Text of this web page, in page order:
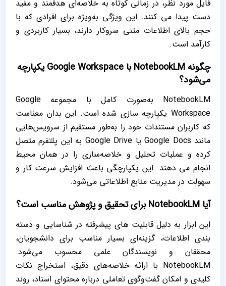
فایل مورد نظر، در زمانی کوتاه به خلاصه‌ای هدفمند و مفید
دست پیدا می کنند. این ویژگی به‌ویژه برای افرادی که با
حجم بالای اطلاعات متنی سروکار دارند، بسیار کاربردی و
کارآمد است.
چگونه NotebookLM با Google Workspace یکپارچه
می‌شود؟
NotebookLM به‌صورت کامل با مجموعه Google
Workspace یکپارچه ‌سازی شده است. این بدان معناست
که کاربران مستندات خود را به‌طور مستقیم از سرویس‌هایی
مانند Google Docs یا Google Drive به این پلتفرم متصل
کرده و عملیات تحلیل و خلاصه‌سازی را در همان محیط
انجام می دهند. این یکپارچگی باعث افزایش سرعت کار و
سهولت در مدیریت منابع اطلاعاتی می‌شود.
آیا NotebookLM برای تحقیق و پژوهش مناسب است؟
این ابزار به دلیل قابلیت‌ های پیشرفته در شناسایی و دسته
‌بندی اطلاعات، گزینه‌ای بسیار مناسب برای دانشجویان،
محققان و نویسندگان علمی محسوب می‌شود.
NotebookLM با ارائه خلاصه‌های دقیق، استخراج نکات
کلیدی و امکان گفت‌وگوی تعاملی درباره محتوای اسناد، روند